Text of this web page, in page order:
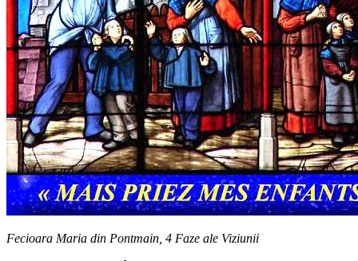
Fecioara Maria din Pontmain, 4 Faze ale Viziunii